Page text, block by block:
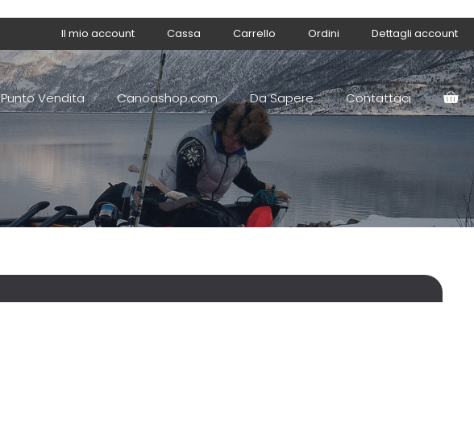
Il mio account Cassa Carrello Ordini Dettagli account
Punto Vendita Canoashop.com Da Sapere Contattaci